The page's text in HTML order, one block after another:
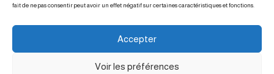
fait de ne pas consentir peut avoir un effet négatif sur certaines caractéristiques et fonctions.
Accepter
Voir les préférences